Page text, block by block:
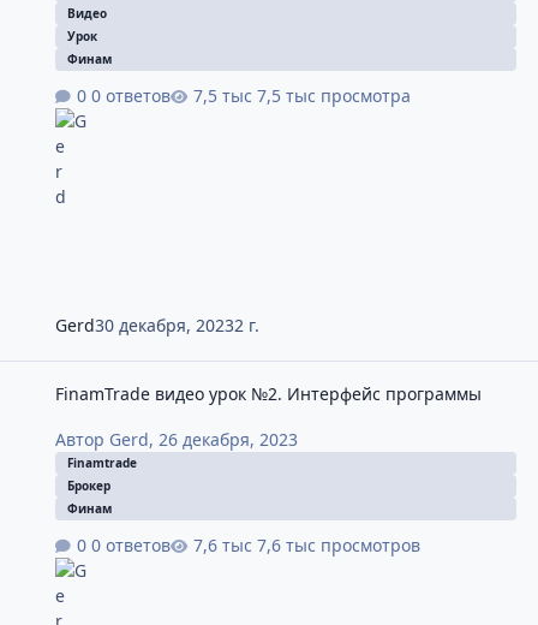
Видео
Урок
Финам
0 ответов 7,5 тыс просмотра
Gerd30 декабря, 20232 г.
FinamTrade видео урок №2. Интерфейс программы
Автор Gerd,26 декабря, 2023
Finamtrade
Брокер
Финам
0 ответов 7,6 тыс просмотров